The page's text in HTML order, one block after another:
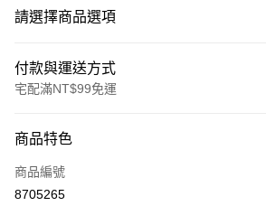
請選擇商品選項
付款與運送方式
宅配滿NT$99免運
信用卡一次付款
信用卡分期付款
商品特色
商品編號
8705265